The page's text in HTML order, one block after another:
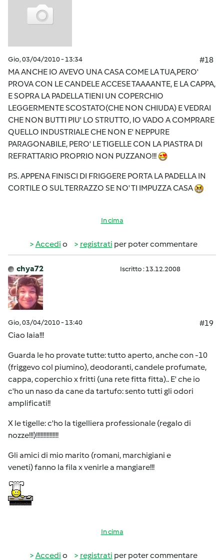
Gio, 03/04/2010 - 13:34
#18
MA ANCHE IO AVEVO UNA CASA COME LA TUA,PERO'
PROVA CON LE CANDELE ACCESE TAAAANTE, E LA CAPPA,
E SOPRA LA PADELLA TIENI UN COPERCHIO
LEGGERMENTE SCOSTATO(CHE NON CHIUDA) E VEDRAI
CHE NON BUTTI PIU' LO STRUTTO, IO VADO A COMPRARE
QUELLO INDUSTRIALE CHE NON E' NEPPURE
PARAGONABILE, PERO' LE TIGELLE CON LA PIASTRA DI
REFRATTARIO PROPRIO NON PUZZANO!!!
P.S. APPENA FINISCI DI FRIGGERE PORTA LA PADELLA IN
CORTILE O SUL TERRAZZO SE NO' TI IMPUZZA CASA
In cima
Accedi o registrati per poter commentare
chya72 Iscritto : 13.12.2008
Gio, 03/04/2010 - 13:40
#19
Ciao Iaia!!!
Guarda le ho provate tutte: tutto aperto, anche con -10
(friggevo col piumino), deodoranti, candele profumate,
cappa, coperchio x fritti (una rete fitta fitta).. E' che io
c'ho un naso da cane da tartufo: sento tutti gli odori
amplificati!!
X le tigelle: c'ho la tigelliera professionale (regalo di
nozze!!!)!!!!!!!!!!!!!!!
Gli amici di mio marito (romani, marchigiani e
veneti) fanno la fila x venirle a mangiare!!!
In cima
Accedi o registrati per poter commentare